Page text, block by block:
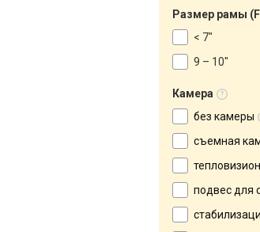
Размер рамы
< 7"
9 – 10"
Камера
без камеры
съемная
подвес для